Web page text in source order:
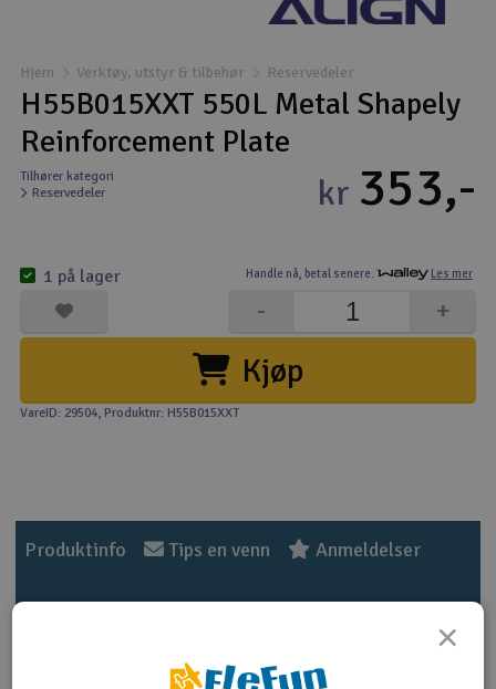
Droner
Droner for FPV
Fly
Helikopter
Kamerautstyr
Modellbygging, LEGO & byggesett
Modelljernbane
Outlet
Hjem Verktøy, utstyr & tilbehør Reservedeler
H55B015XXT 550L Metal Shapely
Reinforcement Plate
Tilhører kategori
Reservedeler
Handle nå, betal senere. Les mer
kr 353,-
Kjøp
+
-
1 på lager
VareID: 29504, Produktnr: H55B015XXT
Produktinfo Tips en venn Anmeldelser
Produktinformasjon
×